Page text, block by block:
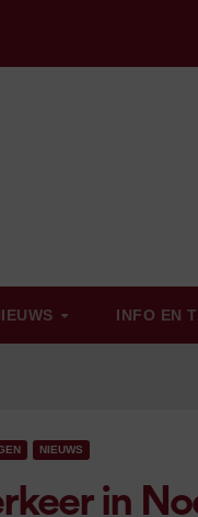
INFO EN
NIEUWS
in